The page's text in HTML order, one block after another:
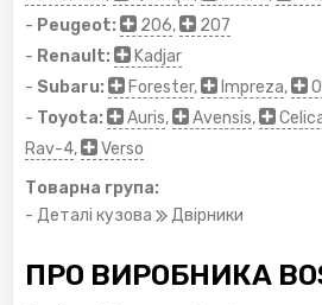
- Peugeot: 206,
207
- Renault:
Kadjar
- Subaru: Forester, Impreza,
- Toyota: Auris, Avensis,
Rav-4,
Verso
Товарна група:
- Деталі кузова
Двірники
ПРО ВИРОБНИКА